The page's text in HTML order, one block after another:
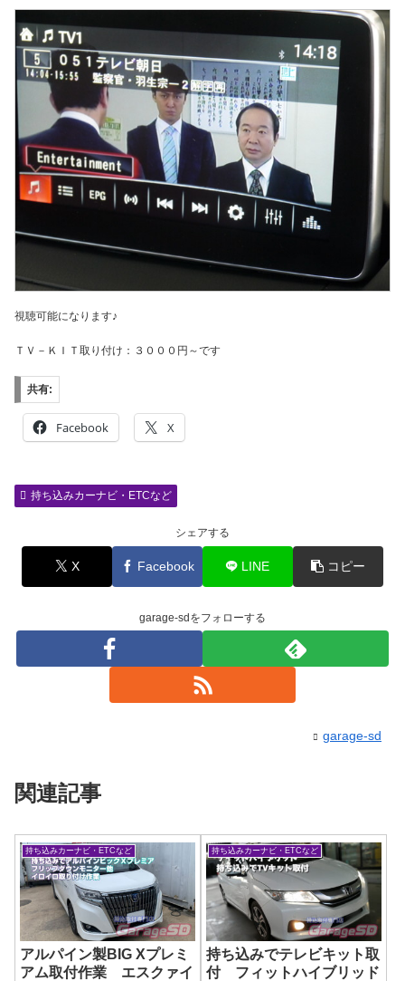
視聴可能になります♪
ＴＶ－ＫＩＴ取り付け：３０００円～です
共有:
Facebook X
持ち込みカーナビ・ETCなど
シェアする
X Facebook LINE コピー
garage-sdをフォローする
garage-sd
関連記事
持ち込みカーナビ・ETCなど
アルパイン製BIG Xプレミ
アム取付作業 エスクァイ
持ち込みカーナビ・ETCなど
持ち込みでテレビキット取
付 フィットハイブリッド